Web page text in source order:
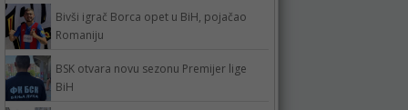
Bivši igrač Borca opet u BiH, pojačao
Romaniju
BSK otvara novu sezonu Premijer lige
BiH